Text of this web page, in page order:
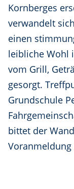
Kornberges
verwandelt
einen
leibliche Wohl
vom Grill,
gesorgt.
Grundschule
bittet der
Voranmeldung